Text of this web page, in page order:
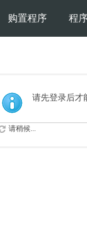
购置程序 程
请先登录后才
请稍候...